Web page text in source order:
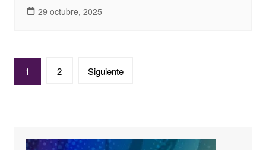
29 octubre, 2025
Paginación
de
1 2 Siguiente